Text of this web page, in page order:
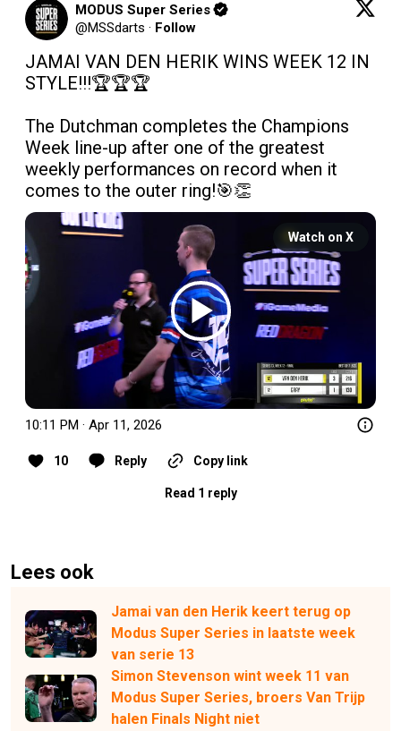
MODUS Super Series
@MSSdarts · Follow
JAMAI VAN DEN HERIK WINS WEEK 12 IN
STYLE!!!🏆🏆🏆
The Dutchman completes the Champions
Week line-up after one of the greatest
weekly performances on record when it
comes to the outer ring!🎯👏
Watch on X
10:11 PM · Apr 11, 2026
10 Reply Copy link
Read 1 reply
Lees ook
Jamai van den Herik keert terug op
Modus Super Series in laatste week
van serie 13
Simon Stevenson wint week 11 van
Modus Super Series, broers Van Trijp
halen Finals Night niet